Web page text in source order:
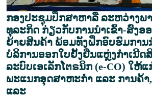
ກອງປະຊຸມປຶກສາຫາລື ລະຫວ່າງພ
ທຸລະກິດ ກ່ຽວກັບການນໍາເຂົ້າ-ສົ່ງອ
ຍ້າຍສິນຄ້າ ພ້ອມທັງຝຶກອົບຮົມການ
ບໍລິການອອກໃບຢັ້ງຢືນແຫຼ່ງກໍາເນີດ
ລະບົບເອເລັກໂຕຣນິກ (e-CO) ໃຫ້
ພະແນກອຸດສາຫະກຳ ແລະ ການຄ້າ
ແລະ